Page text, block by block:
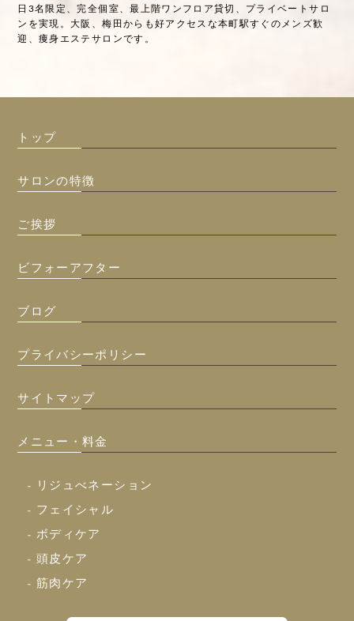
日3名限定、完全個室、最上階ワンフロア貸切、プライベートサロ
ンを実現。大阪、梅田からも好アクセスな本町駅すぐのメンズ歓
迎、痩身エステサロンです。
トップ
サロンの特徴
ご挨拶
ビフォーアフター
ブログ
プライバシーポリシー
サイトマップ
メニュー・料金
- リジュべネーション
- フェイシャル
- ボディケア
- 頭皮ケア
- 筋肉ケア